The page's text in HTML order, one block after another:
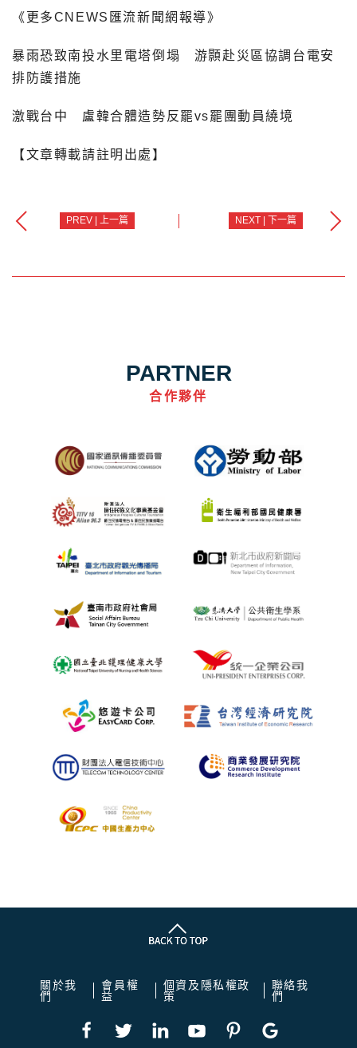
《更多CNEWS匯流新聞網報導》
暴雨恐致南投水里電塔倒塌 游顥赴災區協調台電安
排防護措施
激戰台中 盧韓合體造勢反罷vs罷團動員繞境
【文章轉載請註明出處】
PREV | 上一篇 NEXT | 下一篇
PARTNER
合作夥伴
關於我
們
會員權
益
個資及隱私權政
策
聯絡我
們